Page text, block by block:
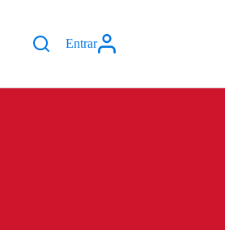
Entrar